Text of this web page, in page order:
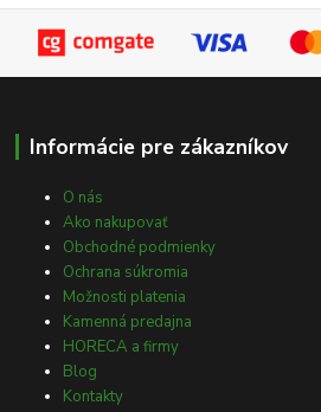
Informácie pre zákazníkov
O nás
Ako nakupovať
Obchodné podmienky
Ochrana súkromia
Možnosti platenia
Kamenná predajna
HORECA a firmy
Blog
Kontakty